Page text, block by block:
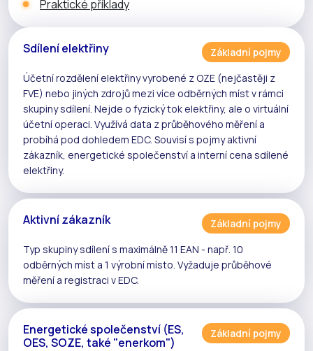
Sdílení elektřiny
Základní pojmy
Účetní rozdělení elektřiny vyrobené z OZE (nejčastěji z
FVE) nebo jiných zdrojů mezi více odběrných míst v rámci
skupiny sdílení. Nejde o fyzický tok elektřiny, ale o virtuální
účetní operaci. Využívá data zprůběhového měření a
probíhá pod dohledem EDC. Souvisí s pojmyaktivní
zákazník, energetické společenství a interní cena sdílené
elektřiny.
Aktivní zákazník
Základní pojmy
Typ skupiny sdílení s maximálně 11 EAN - např. 10
odběrných míst a 1 výrobní místo. Vyžaduje průběhové
měření a registraci vEDC.
Energetické společenství (ES,
OES, SOZE, také "enerkom")
Základní pojmy
Praktické příklady